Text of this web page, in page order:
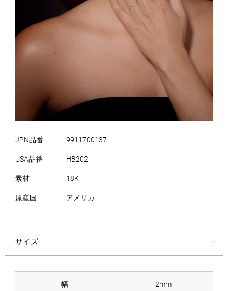
JPN品番 9911700137
USA品番 HB202
素材 18K
原産国 アメリカ
サイズ
幅 2mm